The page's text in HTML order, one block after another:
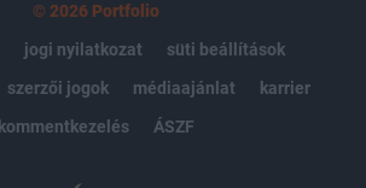
© 2026 Portfolio
jogi nyilatkozat
süti beállítások
szerzői jogok médiaajánlat
karrier
kommentkezelés
ÁSZF